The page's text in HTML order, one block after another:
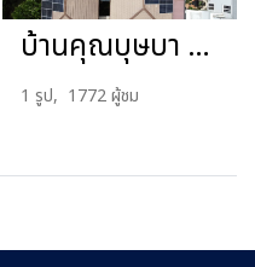
บ้านคุณบุษบา 10kW
1 รูป, 1772 ผู้ชม